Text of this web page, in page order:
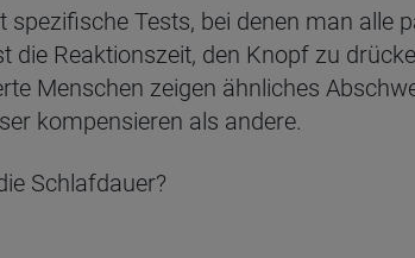
Tests, bei denen man alle
Reaktionszeit, den Knopf zu
Menschen zeigen ähnliches
kompensieren als andere.
Schlafdauer?